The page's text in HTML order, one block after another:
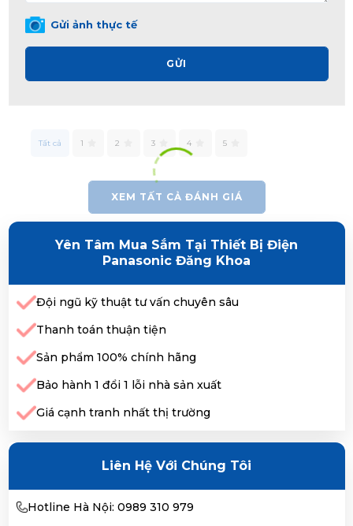
Gửi ảnh thực tế
GỬI
Tất cả 1 2 3 4 5
XEM TẤT CẢ ĐÁNH GIÁ
Yên Tâm Mua Sắm Tại Thiết Bị Điện
Panasonic Đăng Khoa
Đội ngũ kỹ thuật tư vấn chuyên sâu
Thanh toán thuận tiện
Sản phẩm 100% chính hãng
Bảo hành 1 đổi 1 lỗi nhà sản xuất
Giá cạnh tranh nhất thị trường
Liên Hệ Với Chúng Tôi
Hotline Hà Nội: 0989 310 979